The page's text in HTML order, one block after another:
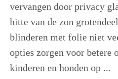
vervangen door privacy
hitte van de zon
blinderen met folie niet
opties zorgen voor betere
kinderen en honden op ...